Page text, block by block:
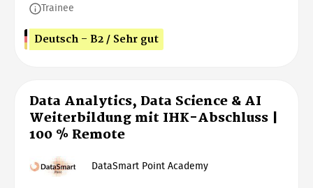
Trainee
Deutsch - B2 / Sehr gut
Data Analytics, Data Science & AI
Weiterbildung mit IHK-Abschluss |
100 % Remote
DataSmart Point Academy